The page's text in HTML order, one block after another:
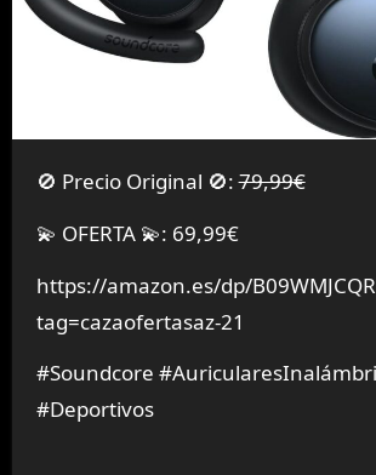
🚫 Precio Original 🚫:79,99€
💫 OFERTA 💫: 69,99€
https://amazon.es/dp/
tag=cazaofertasaz-21
#Soundcore
#Deportivos